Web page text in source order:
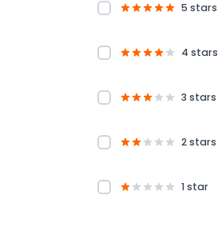
5 stars
4 stars
3 stars
2 stars
1 star